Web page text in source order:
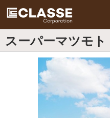
スーパーマツモト